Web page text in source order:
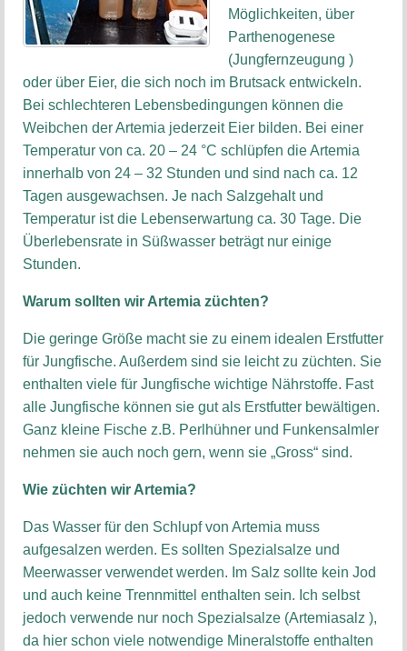
Möglichkeiten, über
Parthenogenese
(Jungfernzeugung )
oder über Eier, die sich noch im Brutsack entwickeln.
Bei schlechteren Lebensbedingungen können die
Weibchen der Artemia jederzeit Eier bilden. Bei einer
Temperatur von ca. 20 – 24 °C schlüpfen die Artemia
innerhalb von 24 – 32 Stunden und sind nach ca. 12
Tagen ausgewachsen. Je nach Salzgehalt und
Temperatur ist die Lebenserwartung ca. 30 Tage. Die
Überlebensrate in Süßwasser beträgt nur einige
Stunden.
Warum sollten wir Artemia züchten?
Die geringe Größe macht sie zu einem idealen Erstfutter
für Jungfische. Außerdem sind sie leicht zu züchten. Sie
enthalten viele für Jungfische wichtige Nährstoffe. Fast
alle Jungfische können sie gut als Erstfutter bewältigen.
Ganz kleine Fische z.B. Perlhühner und Funkensalmler
nehmen sie auch noch gern, wenn sie „Gross“ sind.
Wie züchten wir Artemia?
Das Wasser für den Schlupf von Artemia muss
aufgesalzen werden. Es sollten Spezialsalze und
Meerwasser verwendet werden. Im Salz sollte kein Jod
und auch keine Trennmittel enthalten sein. Ich selbst
jedoch verwende nur noch Spezialsalze (Artemiasalz ),
da hier schon viele notwendige Mineralstoffe enthalten